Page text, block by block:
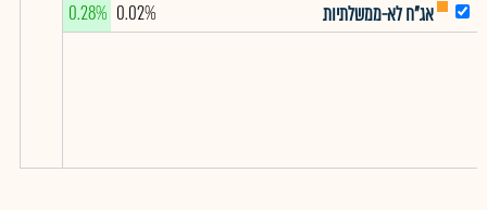
אג"ח לא-ממשלתיות
0.02%
0.28%